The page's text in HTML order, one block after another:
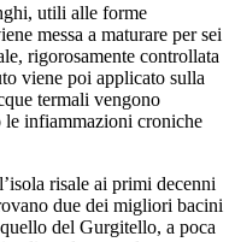
utili alle forme
messa a maturare per sei
rigorosamente controllata
viene poi applicato sulla
termali vengono
le infiammazioni croniche
risale ai primi decenni
due dei migliori bacini
del Gurgitello, a poca